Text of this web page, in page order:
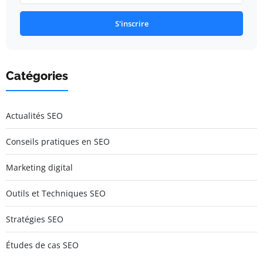
S'inscrire
Catégories
Actualités SEO
Conseils pratiques en SEO
Marketing digital
Outils et Techniques SEO
Stratégies SEO
Études de cas SEO